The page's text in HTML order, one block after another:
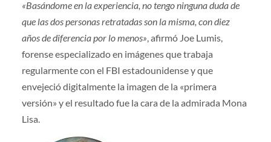
«Basándome en la experiencia, no tengo ninguna duda de
que las dos personas retratadas son la misma, con diez
años de diferencia por lo menos», afirmó Joe Lumis,
forense especializado en imágenes que trabaja
regularmente con el FBI estadounidense y que
envejeció digitalmente la imagen de la «primera
versión» y el resultado fue la cara de la admirada Mona
Lisa.